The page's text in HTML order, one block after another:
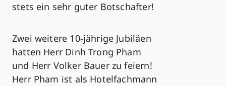
stets ein sehr guter Botschafter!
Zwei weitere 10-jährige Jubiläen
hatten Herr Dinh Trong Pham
und Herr Volker Bauer zu feiern!
Herr Pham ist als Hotelfachmann